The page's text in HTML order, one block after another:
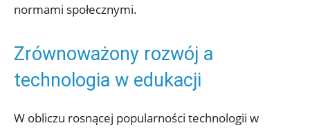
normami społecznymi.
Zrównoważony rozwój a
technologia w edukacji
W obliczu rosnącej popularności technologii w